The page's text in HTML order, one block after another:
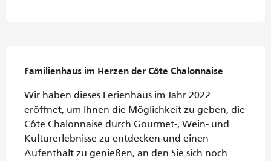
Familienhaus im Herzen der Côte Chalonnaise
Wir haben dieses Ferienhaus im Jahr 2022
eröffnet, um Ihnen die Möglichkeit zu geben, die
Côte Chalonnaise durch Gourmet-, Wein- und
Kulturerlebnisse zu entdecken und einen
Aufenthalt zu genießen, an den Sie sich noch